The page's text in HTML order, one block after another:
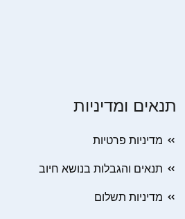
תנאים ומדיניות
מדיניות פרטיות
תנאים והגבלות בנושא חיוב
מדיניות תשלום